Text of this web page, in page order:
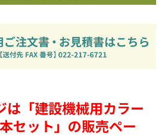
「建設機械用カラー
セット」の販売ペー